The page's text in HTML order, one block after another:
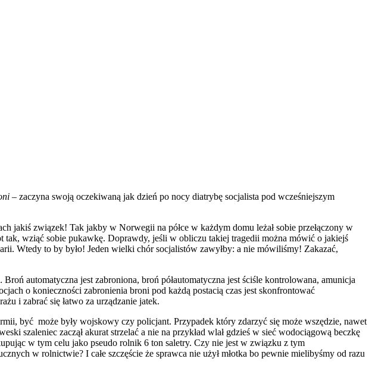
– zaczyna swoją oczekiwaną jak dzień po nocy diatrybę socjalista pod wcześniejszym
jakiś związek! Tak jakby w Norwegii na półce w każdym domu leżał sobie przełączony w
tak, wziąć sobie pukawkę. Doprawdy, jeśli w obliczu takiej tragedii można mówić o jakiejś
Wtedy to by było! Jeden wielki chór socjalistów zawyłby: a nie mówiliśmy! Zakazać,
automatyczna jest zabroniona, broń półautomatyczna jest ściśle kontrolowana, amunicja
o konieczności zabronienia broni pod każdą postacią czas jest skonfrontować
i zabrać się łatwo za urządzanie jatek.
być może były wojskowy czy policjant. Przypadek który zdarzyć się może wszędzie, nawet
szaleniec zaczął akurat strzelać a nie na przykład wlał gdzieś w sieć wodociągową beczkę
w tym celu jako pseudo rolnik 6 ton saletry. Czy nie jest w związku z tym
w rolnictwie? I całe szczęście że sprawca nie użył młotka bo pewnie mielibyśmy od razu